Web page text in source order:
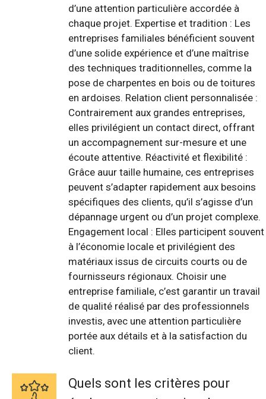
d’une attention particulière accordée à
chaque projet. Expertise et tradition : Les
entreprises familiales bénéficient souvent
d’une solide expérience et d’une maîtrise
des techniques traditionnelles, comme la
pose de charpentes en bois ou de toitures
en ardoises. Relation client personnalisée :
Contrairement aux grandes entreprises,
elles privilégient un contact direct, offrant
un accompagnement sur-mesure et une
écoute attentive. Réactivité et flexibilité :
Grâce auur taille humaine, ces entreprises
peuvent s’adapter rapidement aux besoins
spécifiques des clients, qu’il s’agisse d’un
dépannage urgent ou d’un projet complexe.
Engagement local : Elles participent souvent
à l’économie locale et privilégient des
matériaux issus de circuits courts ou de
fournisseurs régionaux. Choisir une
entreprise familiale, c’est garantir un travail
de qualité réalisé par des professionnels
investis, avec une attention particulière
portée aux détails et à la satisfaction du
client.
Quels sont les critères pour